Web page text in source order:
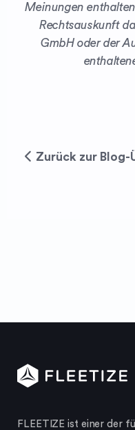
Meinungen
Rechtsauskunft
GmbH oder der
Zurück zur Blog-
FLEETIZE ist einer der